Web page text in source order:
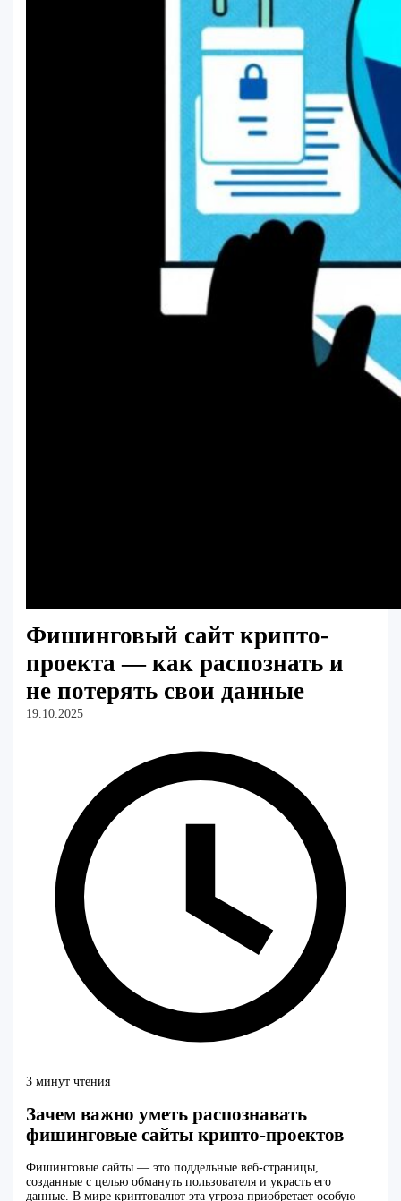
Фишинговый сайт крипто-
проекта — как распознать и
не потерять свои данные
19.10.2025
3 минут чтения
Зачем важно уметь распознавать
фишинговые сайты крипто-проектов
Фишинговые сайты — это поддельные веб-страницы,
созданные с целью обмануть пользователя и украсть его
данные. В мире криптовалют эта угроза приобретает особую